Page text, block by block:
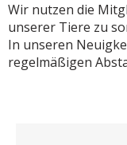
Wir nutzen die
unserer Tiere zu
In unseren
regelmäßigen